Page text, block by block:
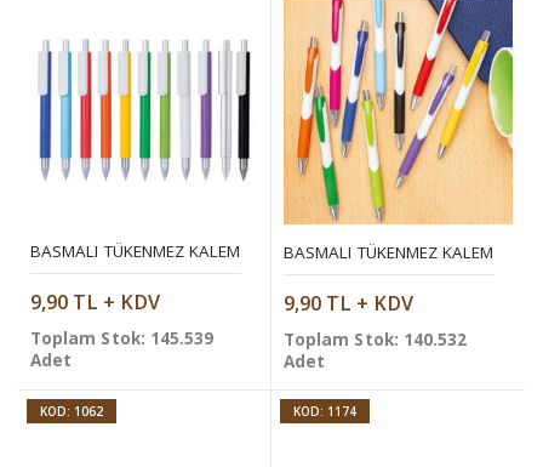
BASMALI TÜKENMEZ KALEM
9,90 TL + KDV
Toplam Stok: 145.539
Adet
BASMALI TÜKENMEZ KALEM
9,90 TL + KDV
Toplam Stok: 140.532
Adet
KOD: 1062 KOD: 1174